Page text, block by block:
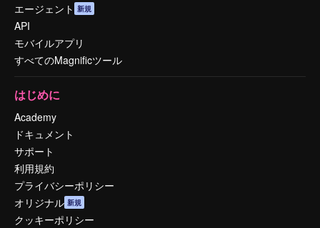
エージェント 新規
API
モバイルアプリ
すべてのMagnificツール
はじめに
Academy
ドキュメント
サポート
利用規約
プライバシーポリシー
オリジナル 新規
クッキーポリシー